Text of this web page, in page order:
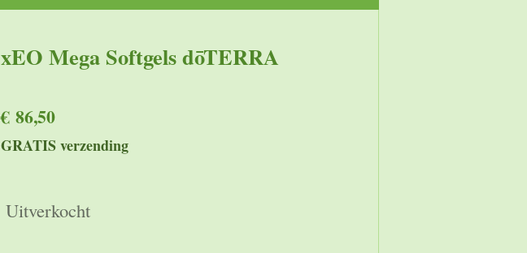
xEO Mega Softgels dōTERRA
€ 86,50
GRATIS verzending
Uitverkocht